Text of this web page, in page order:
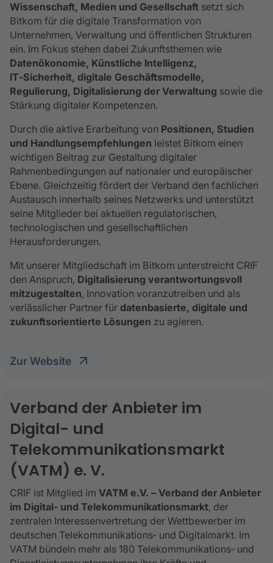
Wissenschaft, Medien und Gesellschaft setzt sich
Bitkom für die digitale Transformation von
Unternehmen, Verwaltung und öffentlichen Strukturen
ein. Im Fokus stehen dabei Zukunftsthemen wie
Datenökonomie, Künstliche Intelligenz,
IT‑Sicherheit, digitale Geschäftsmodelle,
Regulierung, Digitalisierung der Verwaltung sowie die
Stärkung digitaler Kompetenzen.
Durch die aktive Erarbeitung von Positionen, Studien
und Handlungsempfehlungen leistet Bitkom einen
wichtigen Beitrag zur Gestaltung digitaler
Rahmenbedingungen auf nationaler und europäischer
Ebene. Gleichzeitig fördert der Verband den fachlichen
Austausch innerhalb seines Netzwerks und unterstützt
seine Mitglieder bei aktuellen regulatorischen,
technologischen und gesellschaftlichen
Herausforderungen.
Mit unserer Mitgliedschaft im Bitkom unterstreicht CRIF
den Anspruch, Digitalisierung verantwortungsvoll
mitzugestalten, Innovation voranzutreiben und als
verlässlicher Partner für datenbasierte, digitale und
zukunftsorientierte Lösungen zu agieren.
Zur Website
Verband der Anbieter im
Digital- und
Telekommunikationsmarkt
(VATM) e. V.
CRIF ist Mitglied im VATM e.V. – Verband der Anbieter
im Digital‑ und Telekommunikationsmarkt, der
zentralen Interessenvertretung der Wettbewerber im
deutschen Telekommunikations‑ und Digitalmarkt. Im
VATM bündeln mehr als 180 Telekommunikations‑ und